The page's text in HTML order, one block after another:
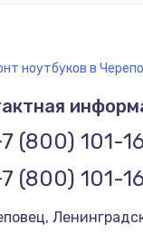
ноутбуков в
(800) 101-
(800) 101-
,